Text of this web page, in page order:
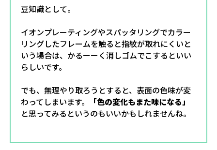
豆知識として。
イオンプレーティングやスパッタリングでカラー
リングしたフレームを触ると指紋が取れにくいと
いう場合は、かるーーく消しゴムでこするといい
らしいです。
でも、無理やり取ろうとすると、表面の色味が変
わってしまいます。
「色の変化もまた味になる」
と思ってみるというのもいいかもしれませんね。